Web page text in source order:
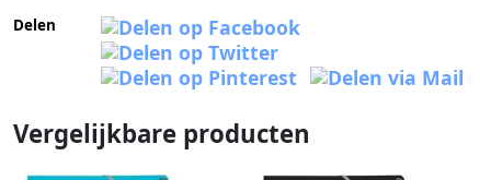
Delen
Vergelijkbare producten